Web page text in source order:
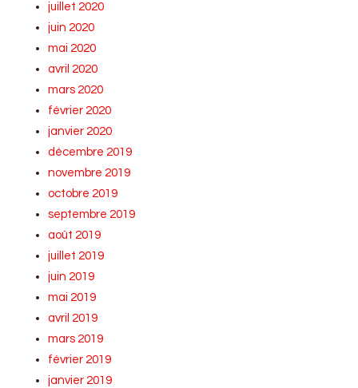
juillet 2020
juin 2020
mai 2020
avril 2020
mars 2020
février 2020
janvier 2020
décembre 2019
novembre 2019
octobre 2019
septembre 2019
août 2019
juillet 2019
juin 2019
mai 2019
avril 2019
mars 2019
février 2019
janvier 2019